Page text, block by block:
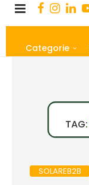
Categorie
TAG:
SOLAREB2B